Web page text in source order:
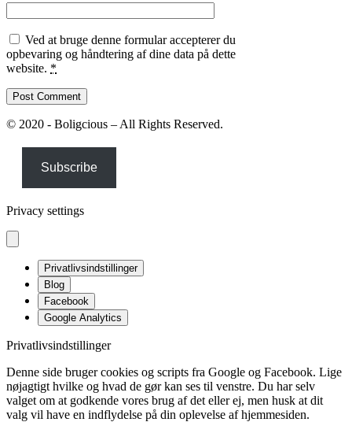
Ved at bruge denne formular accepterer du
opbevaring og håndtering af dine data på dette
website. *
© 2020 - Boligcious – All Rights Reserved.
Subscribe
Privacy settings
Privatlivsindstillinger
Blog
Facebook
Google Analytics
Privatlivsindstillinger
Denne side bruger cookies og scripts fra Google og Facebook. Lige
nøjagtigt hvilke og hvad de gør kan ses til venstre. Du har selv
valget om at godkende vores brug af det eller ej, men husk at dit
valg vil have en indflydelse på din oplevelse af hjemmesiden.